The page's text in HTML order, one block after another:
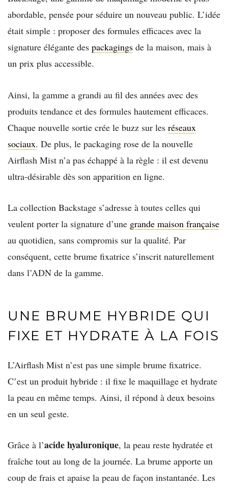
abordable, pensée pour séduire un nouveau public. L’idée
était simple : proposer des formules efficaces avec la
signature élégante des packagings de la maison, mais à
un prix plus accessible.
Ainsi, la gamme a grandi au fil des années avec des
produits tendance et des formules hautement efficaces.
Chaque nouvelle sortie crée le buzz sur les réseaux
sociaux. De plus, le packaging rose de la nouvelle
Airflash Mist n’a pas échappé à la règle : il est devenu
ultra-désirable dès son apparition en ligne.
La collection Backstage s’adresse à toutes celles qui
veulent porter la signature d’une grande maison française
au quotidien, sans compromis sur la qualité. Par
conséquent, cette brume fixatrice s’inscrit naturellement
dans l’ADN de la gamme.
UNE BRUME HYBRIDE QUI
FIXE ET HYDRATE À LA FOIS
L’Airflash Mist n’est pas une simple brume fixatrice.
C’est un produit hybride : il fixe le maquillage et hydrate
la peau en même temps. Ainsi, il répond à deux besoins
en un seul geste.
Grâce à l’acide hyaluronique, la peau reste hydratée et
fraîche tout au long de la journée. La brume apporte un
coup de frais et apaise la peau de façon instantanée. Les